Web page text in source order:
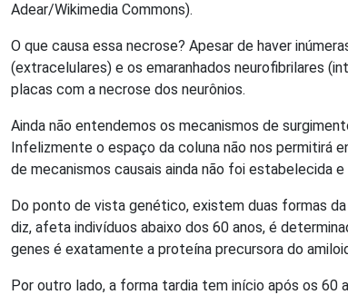
Adear/Wikimedia Commons).
O que causa essa necrose? Apesar de haver
(extracelulares) e os emaranhados neurofibrilares
placas com a necrose dos neurônios.
Ainda não entendemos os mecanismos de
Infelizmente o espaço da coluna não nos permitirá
de mecanismos causais ainda não foi estabelecida
Do ponto de vista genético, existem duas formas
diz, afeta indivíduos abaixo dos 60 anos, é
genes é exatamente a proteína precursora do
Por outro lado, a forma tardia tem início após os